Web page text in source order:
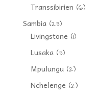
Transsibirien (6)
Sambia(23)
Livingstone (1)
Lusaka(3)
Mpulungu(2)
Nchelenge (2)